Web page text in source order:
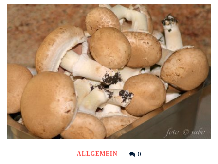
ALLGEMEIN 0